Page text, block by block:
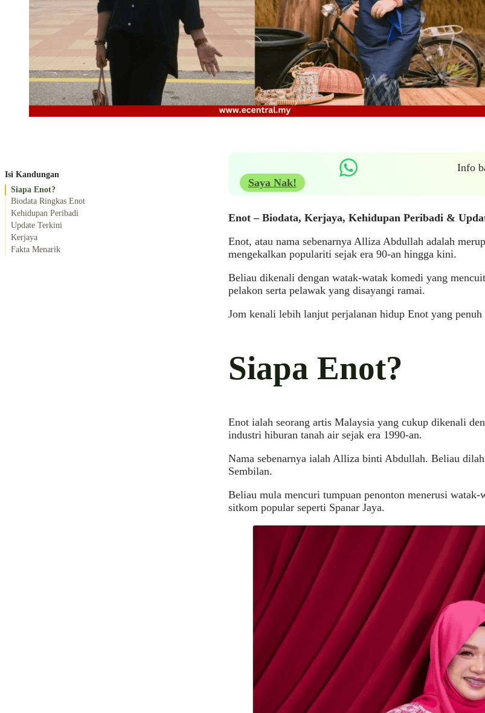
Isi Kandungan
Siapa Enot?
Biodata Ringkas Enot
Kehidupan Peribadi
Update Terkini
Kerjaya
Fakta Menarik
Info
Saya Nak!
Enot – Biodata, Kerjaya, Kehidupan Peribadi &
Enot, atau nama sebenarnya Alliza Abdullah adalah
mengekalkan populariti sejak era 90-an hingga kini.
Beliau dikenali dengan watak-watak komedi yang
pelakon serta pelawak yang disayangi ramai.
Jom kenali lebih lanjut perjalanan hidup Enot yang
Siapa Enot?
Enot ialah seorang artis Malaysia yang cukup dikenali
industri hiburan tanah air sejak era 1990-an.
Nama sebenarnya ialah Alliza binti Abdullah. Beliau
Sembilan.
Beliau mula mencuri tumpuan penonton menerusi
sitkom popular seperti Spanar Jaya.